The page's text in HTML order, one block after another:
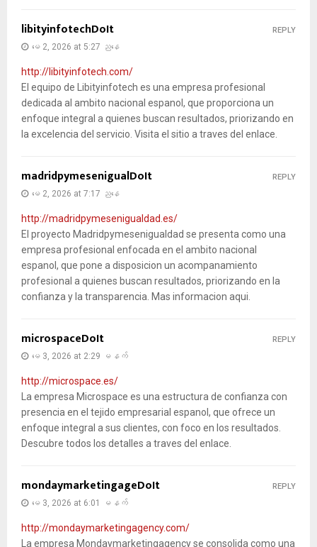
libityinfotechDoIt
မေ 2, 2026 at 5:27 ညနေ
http://libityinfotech.com/
El equipo de Libityinfotech es una empresa profesional
dedicada al ambito nacional espanol, que proporciona un
enfoque integral a quienes buscan resultados, priorizando en
la excelencia del servicio. Visita el sitio a traves del enlace.
REPLY
madridpymesenigualDoIt
မေ 2, 2026 at 7:17 ညနေ
http://madridpymesenigualdad.es/
El proyecto Madridpymesenigualdad se presenta como una
empresa profesional enfocada en el ambito nacional
espanol, que pone a disposicion un acompanamiento
profesional a quienes buscan resultados, priorizando en la
confianza y la transparencia. Mas informacion aqui.
REPLY
microspaceDoIt
မေ 3, 2026 at 2:29 မနက်
http://microspace.es/
La empresa Microspace es una estructura de confianza con
presencia en el tejido empresarial espanol, que ofrece un
enfoque integral a sus clientes, con foco en los resultados.
Descubre todos los detalles a traves del enlace.
REPLY
mondaymarketingageDoIt
မေ 3, 2026 at 6:01 မနက်
http://mondaymarketingagency.com/
La empresa Mondaymarketingagency se consolida como una
REPLY